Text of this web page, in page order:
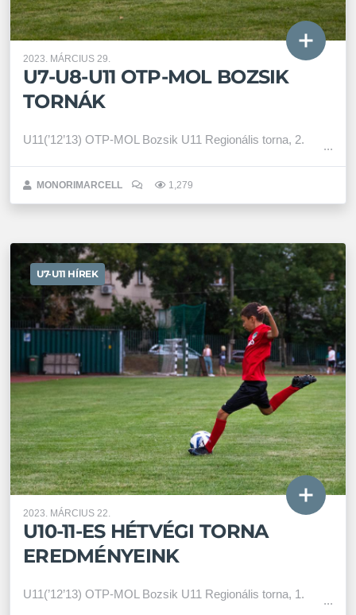
2023. MÁRCIUS 29.
U7-U8-U11 OTP-MOL BOZSIK
TORNÁK
U11(’12’13) OTP-MOL Bozsik U11 Regionális torna, 2.
MONORIMARCELL 1,279
U7-U11 HÍREK
2023. MÁRCIUS 22.
U10-11-ES HÉTVÉGI TORNA
EREDMÉNYEINK
U11(’12’13) OTP-MOL Bozsik U11 Regionális torna, 1.